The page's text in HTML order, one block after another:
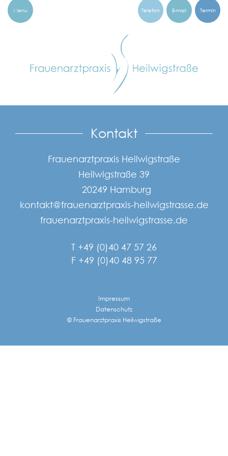
Menu Telefon E-mail Termin
Kontakt
Frauenarztpraxis Heilwigstraße
Heilwigstraße 39
20249 Hamburg
kontakt@frauenarztpraxis-heilwigstrasse.de
frauenarztpraxis-heilwigstrasse.de
T +49 (0)40 47 57 26
F +49 (0)40 48 95 77
Impressum
Datenschutz
© Frauenarztpraxis Heilwigstraße